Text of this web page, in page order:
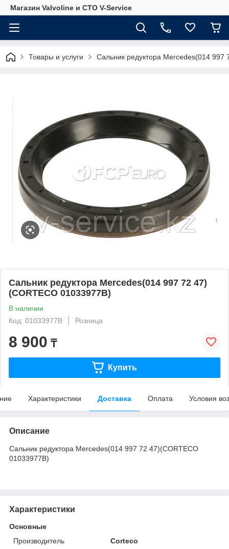
Магазин Valvoline и СТО V-Service
Товары и услуги Сальник редуктора Mercedes(014 997
Сальник редуктора Mercedes(014 997 72 47)
(CORTECO 01033977B)
В наличии
Код: 01033977B
Розница
8 900 ₸
Купить
Характеристики Доставка Оплата Условия
Описание
Сальник редуктора Mercedes(014 997 72 47)(CORTECO
01033977B)
Характеристики
Основные
Производитель
Corteco